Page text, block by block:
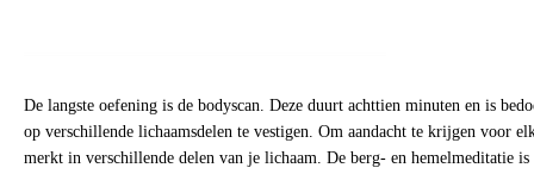
De langste oefening is de bodyscan. Deze duurt achttien minuten en is
op verschillende lichaamsdelen te vestigen. Om aandacht te krijgen voor
merkt in verschillende delen van je lichaam. De berg- en hemelmeditatie